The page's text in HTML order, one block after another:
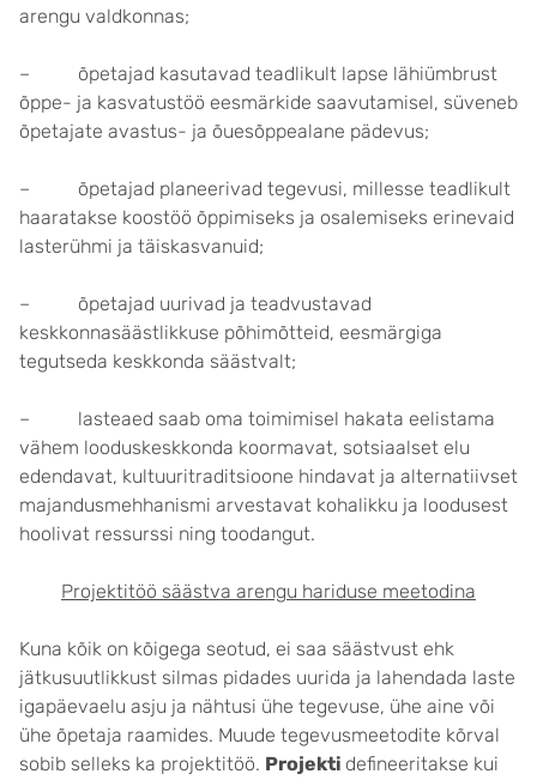
arengu valdkonnas;
– õpetajad kasutavad teadlikult lapse lähiümbrust
õppe- ja kasvatustöö eesmärkide saavutamisel, süveneb
õpetajate avastus- ja õuesõppealane pädevus;
– õpetajad planeerivad tegevusi, millesse teadlikult
haaratakse koostöö õppimiseks ja osalemiseks erinevaid
lasterühmi ja täiskasvanuid;
– õpetajad uurivad ja teadvustavad
keskkonnasäästlikkuse põhimõtteid, eesmärgiga
tegutseda keskkonda säästvalt;
– lasteaed saab oma toimimisel hakata eelistama
vähem looduskeskkonda koormavat, sotsiaalset elu
edendavat, kultuuritraditsioone hindavat ja alternatiivset
majandusmehhanismi arvestavat kohalikku ja loodusest
hoolivat ressurssi ning toodangut.
Projektitöö säästva arengu hariduse meetodina
Kuna kõik on kõigega seotud, ei saa säästvust ehk
jätkusuutlikkust silmas pidades uurida ja lahendada laste
igapäevaelu asju ja nähtusi ühe tegevuse, ühe aine või
ühe õpetaja raamides. Muude tegevusmeetodite kõrval
sobib selleks ka projektitöö. Projekti defineeritakse kui